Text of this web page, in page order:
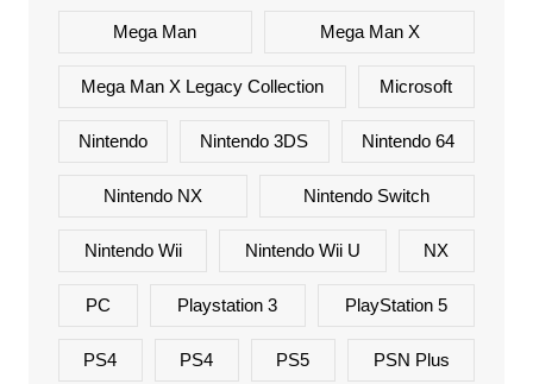
Mega Man Mega Man X
Mega Man X Legacy Collection Microsoft
Nintendo Nintendo 3DS Nintendo 64
Nintendo NX Nintendo Switch
Nintendo Wii Nintendo Wii U NX
PC Playstation 3 PlayStation 5
PS4 PS4 PS5 PSN Plus